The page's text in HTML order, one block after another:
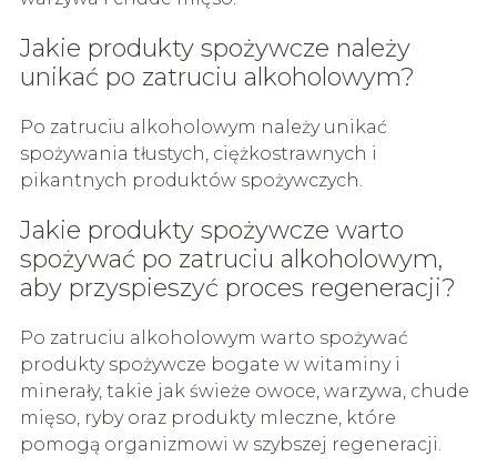
Jakie produkty spożywcze należy
unikać po zatruciu alkoholowym?
Po zatruciu alkoholowym należy unikać
spożywania tłustych, ciężkostrawnych i
pikantnych produktów spożywczych.
Jakie produkty spożywcze warto
spożywać po zatruciu alkoholowym,
aby przyspieszyć proces regeneracji?
Po zatruciu alkoholowym warto spożywać
produkty spożywcze bogate w witaminy i
minerały, takie jak świeże owoce, warzywa, chude
mięso, ryby oraz produkty mleczne, które
pomogą organizmowi w szybszej regeneracji.